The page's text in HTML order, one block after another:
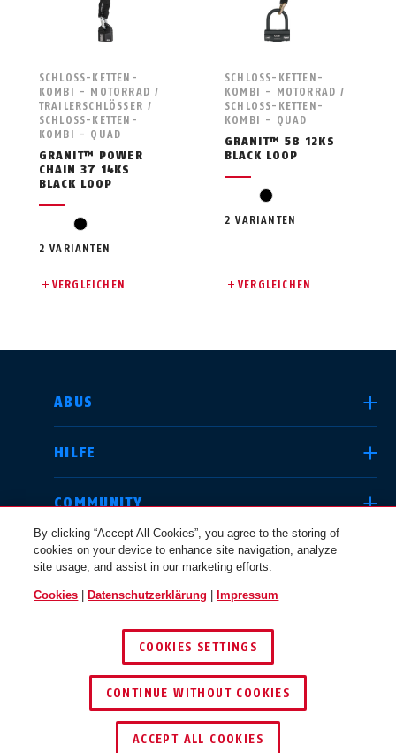
SCHLOSS-KETTEN-
KOMBI - MOTORRAD /
TRAILERSCHLÖSSER /
SCHLOSS-KETTEN-
KOMBI - QUAD
GRANIT™ POWER
CHAIN 37 14KS
BLACK LOOP
black
2 VARIANTEN
VERGLEICHEN
SCHLOSS-KETTEN-
KOMBI - MOTORRAD /
SCHLOSS-KETTEN-
KOMBI - QUAD
GRANIT™ 58 12KS
BLACK LOOP
black
2 VARIANTEN
VERGLEICHEN
ABUS
HILFE
COMMUNITY
RECHTLICHES
© 2026 ABUS
LAND AUSWÄHLEN
Deutschland
Canada
Österreich
By clicking “Accept All Cookies”, you agree to the storing of
cookies on your device to enhance site navigation, analyze
site usage, and assist in our marketing efforts.
Cookies Datenschutzerklärung Impressum
COOKIES SETTINGS
CONTINUE WITHOUT COOKIES
ACCEPT ALL COOKIES